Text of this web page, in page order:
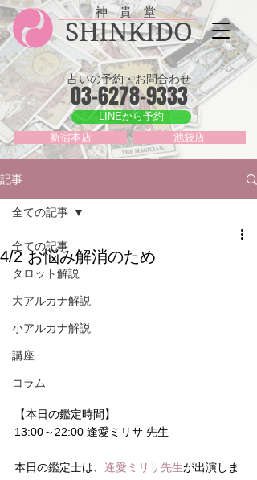
神 貴 堂
SHINKIDO
占いの予約・お問合わせ
03-6278-9333
LINEから予約
新宿本店 池袋店
記事
全ての記事
タロット解説
大アルカナ解説
小アルカナ解説
講座
コラム
全ての記事
4/2 お悩み解消のため
【本日の鑑定時間】
13:00～22:00 逢愛ミリサ 先生
本日の鑑定士は、 逢愛ミリサ先生が出演しま